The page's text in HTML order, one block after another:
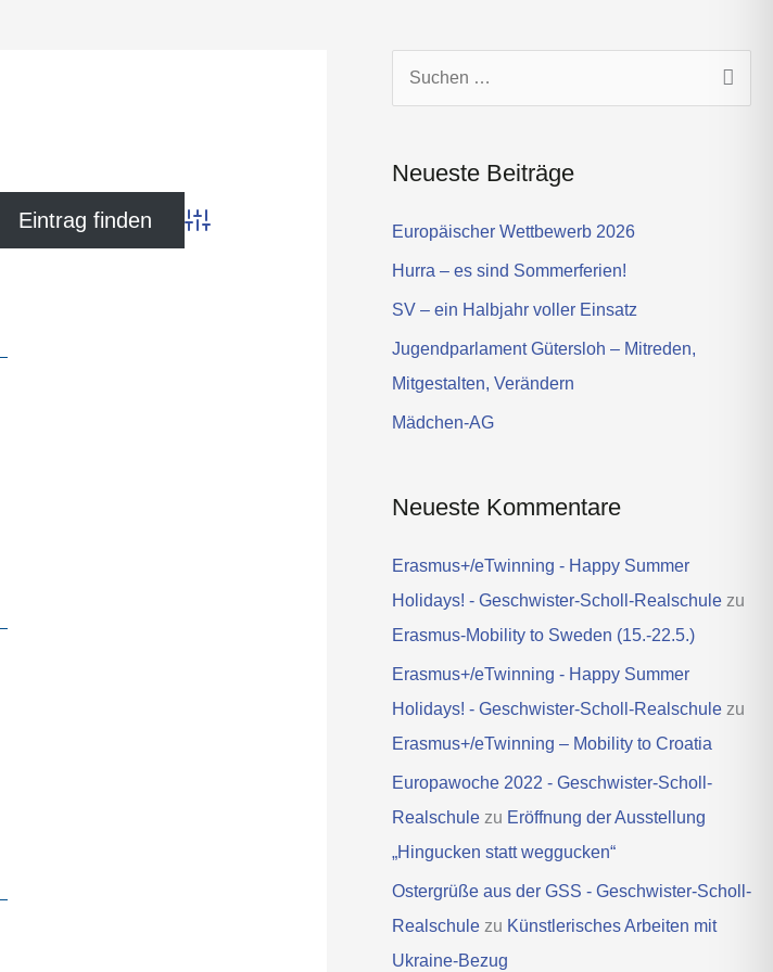
a
g
r
Advanced Search
e
:
Neueste Beiträge
Europäischer Wettbewerb 2026
Hurra – es sind Sommerferien!
SV – ein Halbjahr voller Einsatz
Jugendparlament Gütersloh – Mitreden,
Mitgestalten, Verändern
Mädchen-AG
Neueste Kommentare
Erasmus+/eTwinning - Happy Summer
Holidays! - Geschwister-Scholl-Realschulezu
Erasmus-Mobility to Sweden (15.-22.5.)
Erasmus+/eTwinning - Happy Summer
Holidays! - Geschwister-Scholl-Realschulezu
Erasmus+/eTwinning – Mobility to Croatia
Europawoche 2022 - Geschwister-Scholl-
Realschulezu Eröffnung der Ausstellung
„Hingucken statt weggucken“
Ostergrüße aus der GSS - Geschwister-Scholl-
Realschulezu Künstlerisches Arbeiten mit
Ukraine-Bezug